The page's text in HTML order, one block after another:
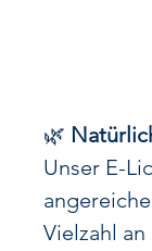
🌿
Unser E-
Vielzahl